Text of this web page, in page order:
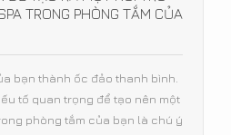
TRONG PHÒNG TẮM CỦA
bạn thành ốc đảo thanh bình.
tố quan trọng để tạo nên một
phòng tắm của bạn là chú ý